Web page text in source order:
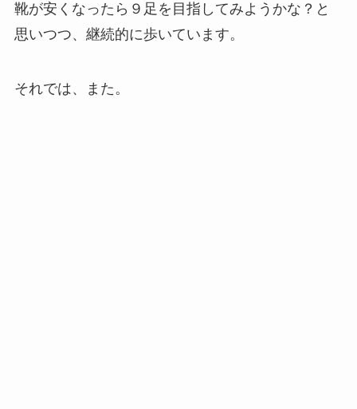
靴が安くなったら９足を目指してみようかな？と
思いつつ、継続的に歩いています。
それでは、また。